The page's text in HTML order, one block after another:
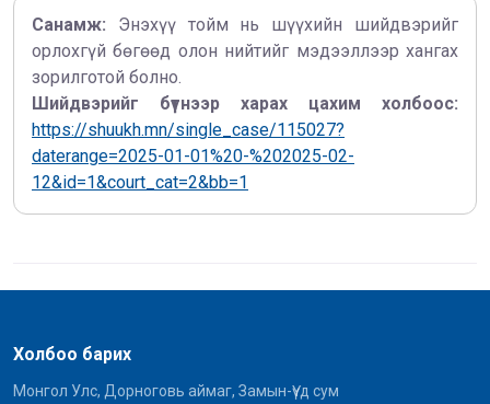
Санамж: Энэхүү тойм нь шүүхийн шийдвэрийг
орлохгүй бөгөөд олон нийтийг мэдээллээр хангах
зорилготой болно.
Шийдвэрийг бүтнээр харах цахим холбоос:
https://shuukh.mn/single_case/115027?
daterange=2025-01-01%20-%202025-02-
12&id=1&court_cat=2&bb=1
Холбоо барих
Монгол Улс, Дорноговь аймаг, Замын-Үүд сум